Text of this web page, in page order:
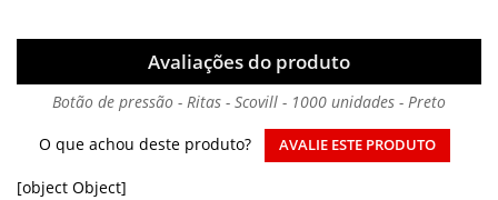
Avaliações do produto
Botão de pressão - Ritas - Scovill - 1000 unidades - Preto
O que achou deste produto?
AVALIE ESTE PRODUTO
[object Object]